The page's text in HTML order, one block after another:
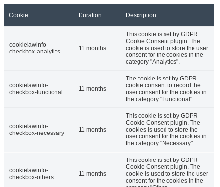
Cookie Duration Description
cookielawinfo-
checkbox-analytics
11 months
This cookie is set by GDPR
Cookie Consent plugin. The
cookie is used to store the user
consent for the cookies in the
category "Analytics".
cookielawinfo-
checkbox-functional
11 months
The cookie is set by GDPR
cookie consent to record the
user consent for the cookies in
the category "Functional".
cookielawinfo-
checkbox-necessary
11 months
This cookie is set by GDPR
Cookie Consent plugin. The
cookies is used to store the
user consent for the cookies in
the category "Necessary".
cookielawinfo-
checkbox-others
11 months
This cookie is set by GDPR
Cookie Consent plugin. The
cookie is used to store the user
consent for the cookies in the